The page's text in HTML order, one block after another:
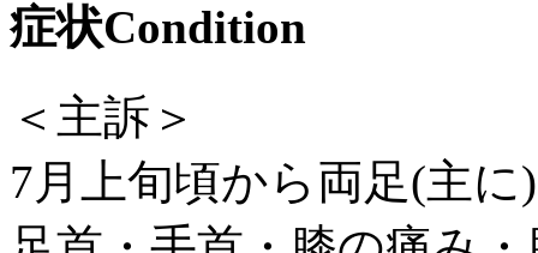
症状Condition
＜主訴＞
7月上旬頃から両足(主